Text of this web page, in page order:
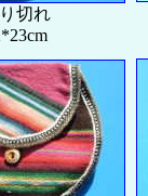
切れ